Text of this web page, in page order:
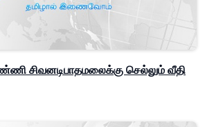
சிவனடிபாதமலைக்கு செல்லும் வீதி